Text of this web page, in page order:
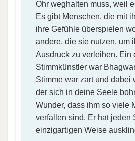
Ohr weghalten muss, weil
Es gibt Menschen, die mit
ihre Gefühle überspielen
andere, die sie nutzen, um
Ausdruck zu verleihen. Ein
Stimmkünstler war
Stimme war zart und dabei
der sich in deine Seele
Wunder, dass ihm so viele
verfallen sind. Er hat jeden
einzigartigen Weise